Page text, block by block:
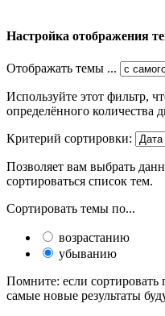
Настройка отображения
Отображать темы ...
Используйте этот фильтр,
определённого количества
Критерий сортировки:
Позволяет вам выбрать
сортироваться список тем.
Сортировать темы по...
возрастанию
убыванию
Помните: если
самые новые результаты